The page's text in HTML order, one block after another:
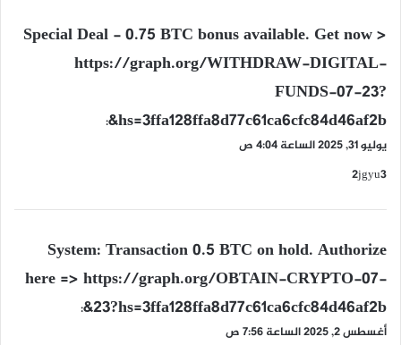
ي
و
ل
Special Deal - 0.75 BTC bonus available. Get now >
https://graph.org/WITHDRAW-DIGITAL-
FUNDS-07-23?
hs=3ffa128ffa8d77c61ca6cfc84d46af2b&
:
يوليو 31, 2025 الساعة 4:04 ص
2jgyu3
ي
و
ل
System: Transaction 0.5 BTC on hold. Authorize
here => https://graph.org/OBTAIN-CRYPTO-07-
23?hs=3ffa128ffa8d77c61ca6cfc84d46af2b&
:
أغسطس 2, 2025 الساعة 7:56 ص